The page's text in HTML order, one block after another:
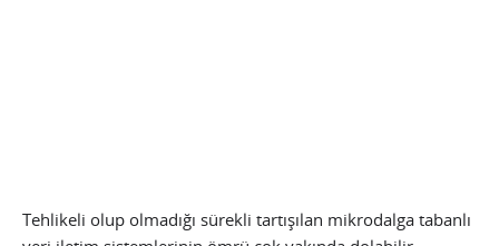
Tehlikeli olup olmadığı sürekli tartışılan mikrodalga tabanlı